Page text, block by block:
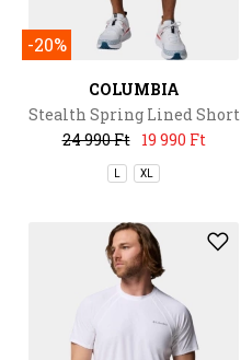
-20%
COLUMBIA
Stealth Spring Lined Short
24 990 Ft
19 990 Ft
XL